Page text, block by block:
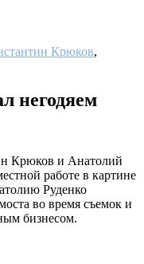
Крюков,
негодяем
Крюков и Анатолий
работе в картине
Руденко
во время съемок и
бизнесом.